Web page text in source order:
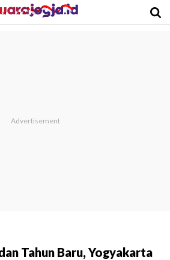
Tahun Baru, Yogyakarta